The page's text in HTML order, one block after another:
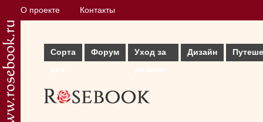
О проекте Контакты
Сорта
Форум
Уход за
Дизайн